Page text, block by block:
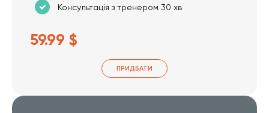
Консультація з тренером 30 хв
59.99 $
ПРИДБАТИ